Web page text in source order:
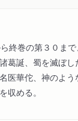
ら終巻の第３０ま
葛誕、蜀を滅ぼ
医華佗、神のよ
収める。